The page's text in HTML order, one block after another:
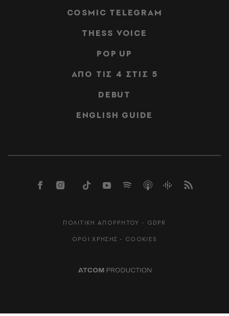
COSMIC TELEGRAM
THESS VOICE
POP UP
ΑΠΟ ΤΙΣ 4 ΣΤΙΣ 5
DEBUT
ENGLISH GUIDE
ΠΟΛΙΤΙΚΗ ΑΠΟΡΡΗΤΟΥ - GDPR
ΟΡΟΙ ΧΡΗΣΗΣ - COOKIES